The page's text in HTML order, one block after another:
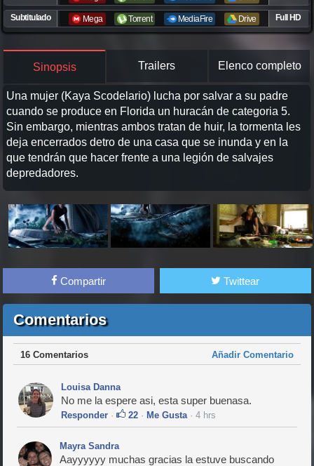
Subtitulado Mega Torrent MediaFire Drive Full HD
Sinopsis Trailers Elenco completo
Una mujer (Kaya Scodelario) lucha por salvar a su padre
cuando se produce en Florida un huracán de categoria 5.
Sin embargo, mientras ambos tratan de huir, la tormenta les
deja encerrados detro de una casa que se inunda y en la
que tendrán que hacer frente a una legión de salvajes
depredadores.
Compartir Twittear
Comentarios
16 Comentarios Añadir Comentario
Louisa Danna
No me la espere asi, esta super buenasa.
Responder · 22 ·Me Gusta · 4 hrs
Mayra Sandra
Aayyyyyy muchas gracias la estuve buscando